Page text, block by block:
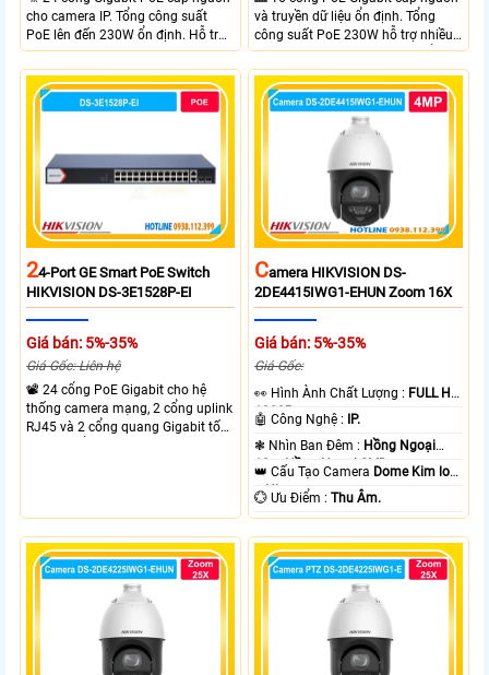
cho camera IP. Tổng công suất
PoE lên đến 230W ổn định. Hỗ trợ
truyền PoE xa đến 300 mét. Băng
thông chuyển mạch đạt 68 Gbps
mạnh mẽ.
và truyền dữ liệu ổn định. Tổng
công suất PoE 230W hỗ trợ nhiều
thiết bị cùng lúc. Tốc độ chuyển
mạch 68Gbps đảm bảo hiệu suất
cao ổn định. Hỗ trợ truyền PoE xa
lên đến 300m cho hệ thống
24-Port GE Smart PoE Switch
HIKVISION DS-3E1528P-EI
Giá bán: 5%-35%
Giá Gốc: Liên hệ
📽 24 cổng PoE Gigabit cho hệ
thống camera mạng, 2 cổng uplink
RJ45 và 2 cổng quang Gigabit tốc
CAmera HIKVISION DS-
2DE4415IWG1-EHUN Zoom 16X
Giá bán: 5%-35%
Giá Gốc:
️👀 Hình Ành Chất Lượng : FULL HD
1080P .
🤖️ Công Nghệ :
IP.
❃ Nhìn Ban Đêm : Hồng Ngoại
10m Hồng Ngoại SMD.
👑 Cấu Tạo Camera Dome Kim loại
+ Nhựa.
️💮 Ưu Điểm :Thu Âm.